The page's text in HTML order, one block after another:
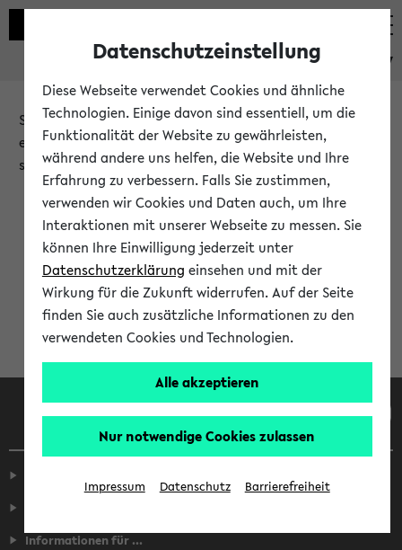
eKVV
Sie möchten auf eine eKVV Funktion zugreifen, die Ihnen
erst nach einer Anmeldung am System zur Verfügung
steht.
Bitte melden Sie sich an:
Anmeldung am eKVV
Informationen für ...
Datenschutzeinstellung
Diese Webseite verwendet Cookies und ähnliche
Technologien. Einige davon sind essentiell, um die
Funktionalität der Website zu gewährleisten,
während andere uns helfen, die Website und Ihre
Erfahrung zu verbessern. Falls Sie zustimmen,
verwenden wir Cookies und Daten auch, um Ihre
Interaktionen mit unserer Webseite zu messen. Sie
können Ihre Einwilligung jederzeit unter
Datenschutzerklärung einsehen und mit der
Wirkung für die Zukunft widerrufen. Auf der Seite
finden Sie auch zusätzliche Informationen zu den
verwendeten Cookies und Technologien.
Alle akzeptieren
Nur notwendige Cookies zulassen
Impressum Datenschutz Barrierefreiheit